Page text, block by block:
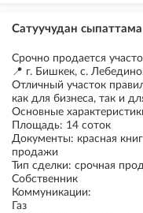
Сатуучудан сыпаттама
Срочно продается
📍 г. Бишкек, с.
Отличный участок
как для бизнеса, так и
Основные
Площадь: 14 соток
Документы: красная
продажи
Тип сделки: срочная
Собственник
Коммуникации:
Газ